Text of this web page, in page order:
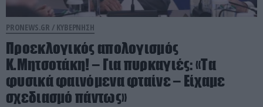
PRONEWS.GR / ΚΥΒΕΡΝΗΣΗ
Προεκλογικός απολογισμός
Κ.Μητσοτάκη! – Για πυρκαγιές: «Τα
φυσικά φαινόμενα φταίνε – Είχαμε
σχεδιασμό πάντως»